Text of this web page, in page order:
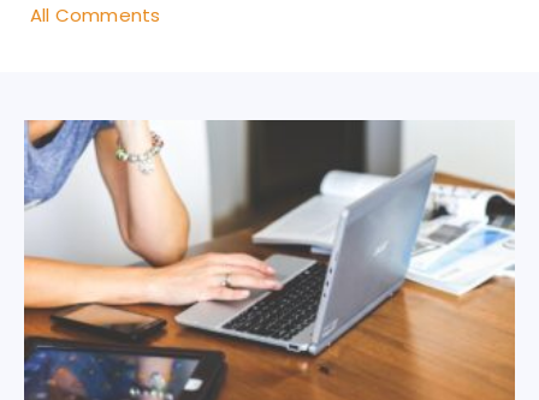
All Comments